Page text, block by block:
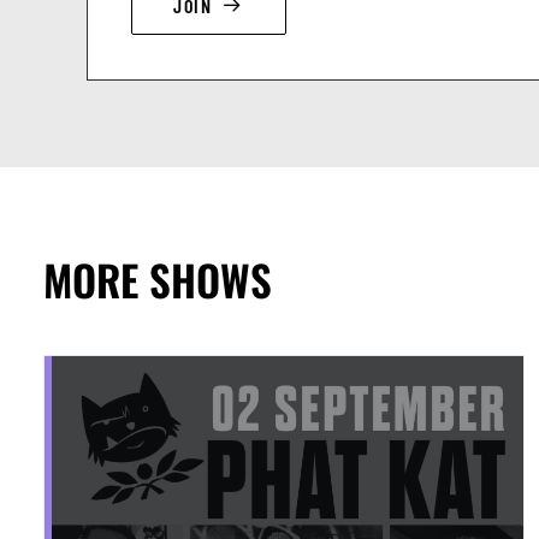
JOIN
MORE SHOWS